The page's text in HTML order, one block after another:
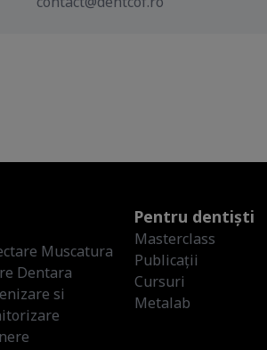
Muscatura
Dentara
si
Pentru dentiști
Masterclass
Publicații
Cursuri
Metalab